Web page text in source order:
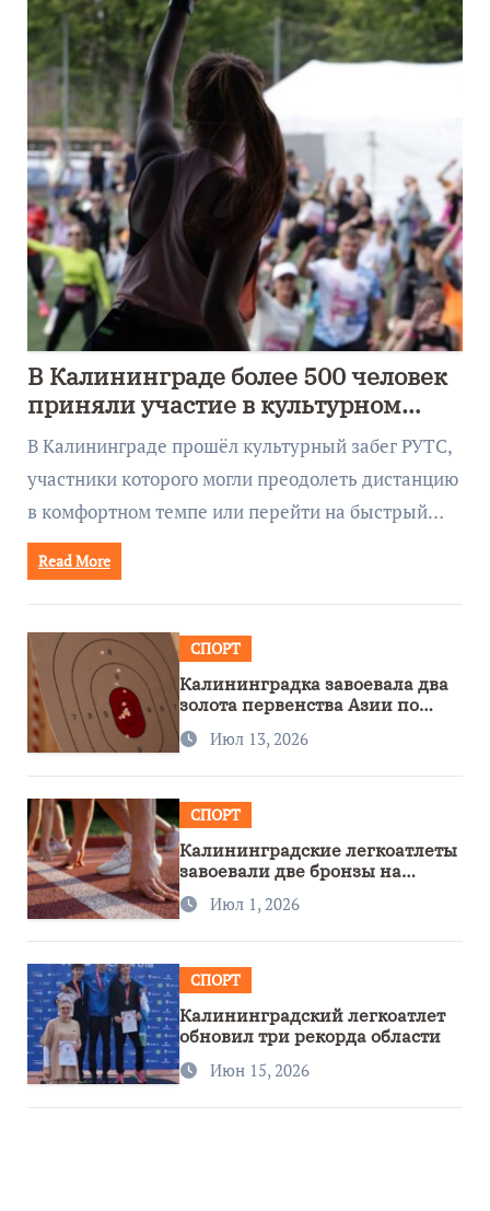
В Калининграде более 500 человек
приняли участие в культурном
забеге
В Калининграде прошёл культурный забег РУТС,
участники которого могли преодолеть дистанцию
в комфортном темпе или перейти на быстрый…
Read More
СПОРТ
Калининградка завоевала два
золота первенства Азии по
метанию ножа
Июл 13, 2026
СПОРТ
Калининградские легкоатлеты
завоевали две бронзы на
первенстве России
Июл 1, 2026
СПОРТ
Калининградский легкоатлет
обновил три рекорда области
Июн 15, 2026